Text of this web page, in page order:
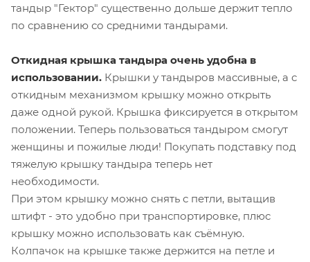
тандыр "Гектор" существенно дольше держит тепло
по сравнению со средними тандырами.
Откидная крышка тандыра очень удобна в
использовании. Крышки у тандыров массивные, а с
откидным механизмом крышку можно открыть
даже одной рукой. Крышка фиксируется в открытом
положении. Теперь пользоваться тандыром смогут
женщины и пожилые люди! Покупать подставку под
тяжелую крышку тандыра теперь нет
необходимости.
При этом крышку можно снять с петли, вытащив
штифт - это удобно при транспортировке, плюс
крышку можно использовать как съёмную.
Колпачок на крышке также держится на петле и